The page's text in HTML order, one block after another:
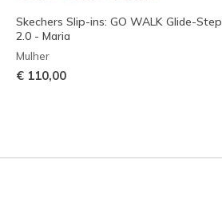
Skechers Slip-ins: GO WALK Glide-Step
2.0 - Maria
Mulher
€ 110,00